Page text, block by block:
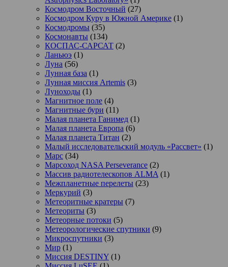
Космодром Восточный (27)
Космодром Куру в Южной Америке (1)
Космодромы (35)
Космонавты (134)
КОСПАС-САРСАТ (2)
Ланьюэ (1)
Луна (56)
Лунная база (1)
Лунная миссия Artemis (3)
Луноходы (1)
Магнитное поле (4)
Магнитные бури (11)
Малая планета Ганимед (1)
Малая планета Европа (6)
Малая планета Титан (2)
Малый исследовательский модуль «Рассвет» (1)
Марс (34)
Марсоход NASA Perseverance (2)
Массив радиотелескопов ALMA (1)
Межпланетные перелеты (23)
Меркурий (3)
Метеоритные кратеры (7)
Метеориты (3)
Метеорные потоки (5)
Метеорологические спутники (9)
Микроспутники (3)
Мир (1)
Миссия DESTINY (1)